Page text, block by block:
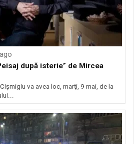
după isterie” de Mircea
va avea loc, marţi, 9 mai, de la